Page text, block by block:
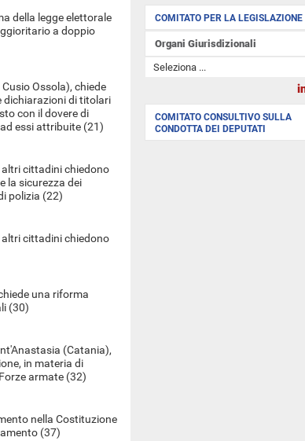
della legge elettorale
a doppio
Ossola), chiede
dichiarazioni di titolari
con il dovere di
essi attribuite (21)
altri cittadini chiedono
la sicurezza dei
polizia (22)
altri cittadini chiedono
una riforma
(30)
(Catania),
in materia di
armate (32)
nella Costituzione
(37)
COMITATO PER LA LEGISLAZIONE
Organi Giurisdizionali
COMITATO CONSULTIVO SULLA
CONDOTTA DEI DEPUTATI